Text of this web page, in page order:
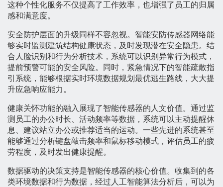
这种个性化服务不仅提高了工作效率，也增强了员工的归属
感和满意度。
安全防护层面的升级同样不容忽视。智能安防传感器网络能
够实时监测建筑结构健康状态，及时发现潜在安全隐患。结
合人脸识别和行为分析技术，系统可以识别异常行为模式，
提前预警可能的安全风险。同时，紧急情况下的智能疏散指
引系统，能够根据实时环境数据规划最优逃生路线，大大提
升应急响应能力。
健康关怀功能的融入展现了智能传感器的人文价值。通过监
测员工的办公时长、活动频率等数据，系统可以主动提醒休
息、建议站立办公或推荐适当的运动。一些先进的系统甚至
能够通过分析键盘敲击频率和鼠标移动模式，评估员工的疲
劳程度，及时发出健康提醒。
数据驱动的决策支持是智能传感器的核心价值。收集到的各
类环境数据和行为数据，经过人工智能算法分析后，可以为